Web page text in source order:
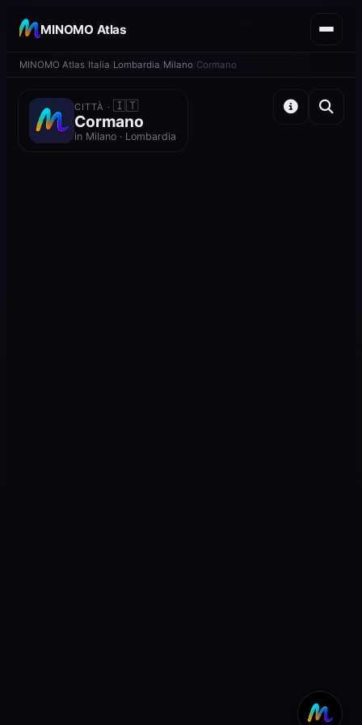
MINOMO Atlas
MINOMO Atlas Italia Lombardia Milano Cormano
CITTÀ ·🇮🇹
Cormano
in Milano · Lombardia